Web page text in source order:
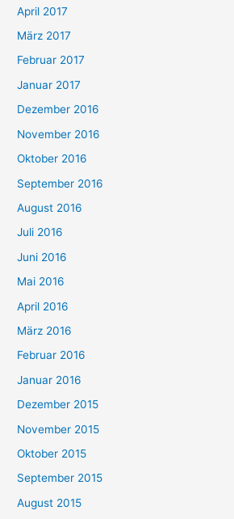
April 2017
März 2017
Februar 2017
Januar 2017
Dezember 2016
November 2016
Oktober 2016
September 2016
August 2016
Juli 2016
Juni 2016
Mai 2016
April 2016
März 2016
Februar 2016
Januar 2016
Dezember 2015
November 2015
Oktober 2015
September 2015
August 2015